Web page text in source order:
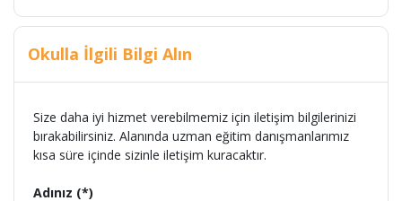
Okulla İlgili Bilgi Alın
Size daha iyi hizmet verebilmemiz için iletişim bilgilerinizi
bırakabilirsiniz. Alanında uzman eğitim danışmanlarımız
kısa süre içinde sizinle iletişim kuracaktır.
Adınız (*)